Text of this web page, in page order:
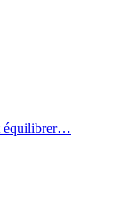
équilibrer…